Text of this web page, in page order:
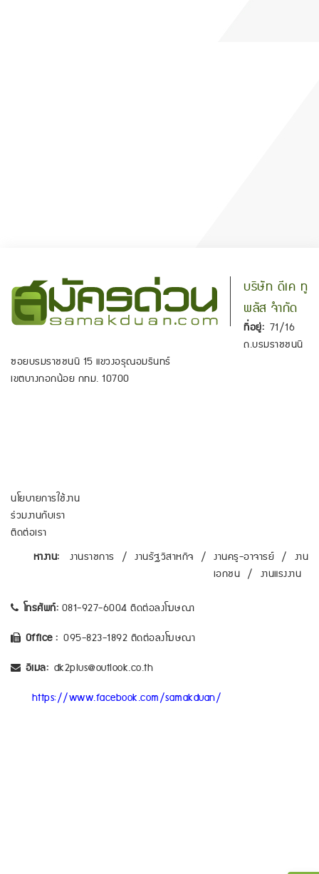
บริษัท ดีเค ทู
พลัส จำกัด
ที่อยู่: 71/16
ถ.บรมราชชนนี
ซอยบรมราชชนนี 15 แขวงอรุณอมรินทร์
เขตบางกอกน้อย กทม. 10700
นโยบายการใช้งาน
ร่วมงานกับเรา
ติดต่อเรา
หางาน:
งานราชการ / งานรัฐวิสาหกิจ / งานครู-อาจารย์ / งาน
เอกชน / งานแรงงาน
โทรศัพท์: 081-927-6004 ติดต่อลงโฆษณา
Office : 095-823-1892 ติดต่อลงโฆษณา
อีเมล: dk2plus@outlook.co.th
https://www.facebook.com/samakduan/